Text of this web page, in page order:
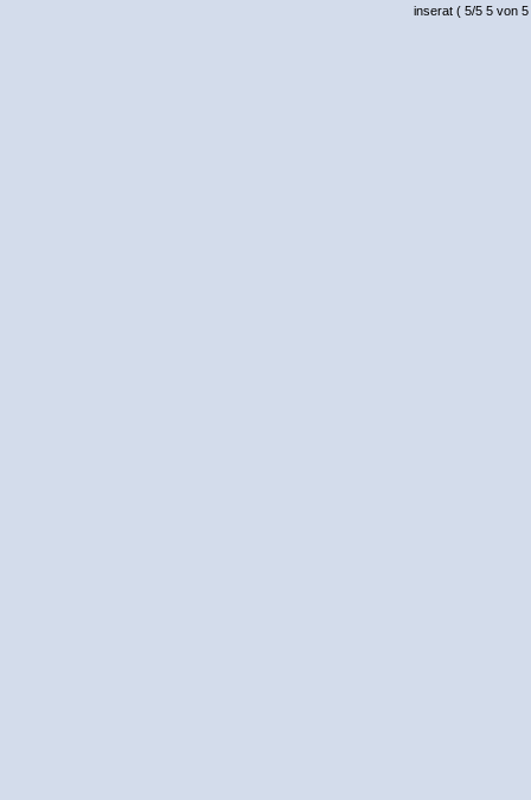
inserat( 5/5 5 von 5